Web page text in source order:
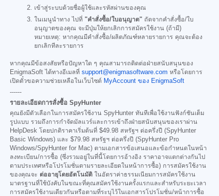
เข้าสู่ระบบด้วยชื่อผู้ใช้และรหัสผ่านของคุณ
ในเมนูนำทาง ไปที่ "คำสั่งซื้อ/ใบอนุญาต" ถัดจากคำสั่งซื้อ/ใบ
อนุญาตของคุณ จะมีปุ่มให้ยกเลิกการสมัครใช้งาน (ถ้ามี)
หมายเหตุ: หากคุณมีคำสั่งซื้อ/ผลิตภัณฑ์หลายรายการ คุณจะต้อง
ยกเลิกทีละรายการ
หากคุณมีข้อสงสัยหรือปัญหาใด ๆ คุณสามารถติดต่อฝ่ายสนับสนุนของ
EnigmaSoft ได้ทางอีเมลที่ support@enigmasoftware.com หรือโดยการ
เปิดตั๋วขอความช่วยเหลือในเว็บไซต์ MyAccount ของ EnigmaSoft
------
รายละเอียดการสั่งซื้อ SpyHunter
คุณยังมีตัวเลือกในการสมัครใช้งาน SpyHunter ทันทีเพื่อใช้งานฟังก์ชันเต็ม
รูปแบบ รวมถึงการกำจัดมัลแวร์และการเข้าถึงฝ่ายสนับสนุนของเราผ่าน
HelpDesk โดยปกติราคาเริ่มต้นที่ $49.98 สหรัฐฯ ต่อครึ่งปี (SpyHunter
Basic Windows) และ $79.98 สหรัฐฯ ต่อครึ่งปี (SpyHunter Pro
Windows/SpyHunter for Mac) ตามเอกสารข้อเสนอและข้อกำหนดในหน้า
ลงทะเบียน/การซื้อ (ซึ่งรวมอยู่ในที่นี้โดยการอ้างอิง ราคาอาจแตกต่างกันไป
ตามประเทศหรือโปรโมชั่นตามรายละเอียดในหน้าการซื้อ) การสมัครใช้งาน
ของคุณจะ ต่ออายุโดยอัตโนมัติ ในอัตราค่าธรรมเนียมการสมัครใช้งาน
มาตรฐานที่ใช้บังคับในขณะที่คุณสมัครใช้งานครั้งแรกและสำหรับระยะเวลา
การสมัครใช้งานเดียวกันหรือตามที่ระบุไว้ในเอกสารโปรโมชั่น/หน้าการซื้อ